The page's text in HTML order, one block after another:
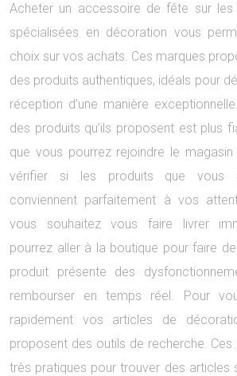
Acheter un accessoire de fête sur
spécialisées en décoration vous
choix sur vos achats. Ces marques
des produits authentiques, idéals pour
réception d’une manière
des produits qu’ils proposent est plus
que vous pourrez rejoindre le
vérifier si les produits que vous
conviennent parfaitement à vos
vous souhaitez vous faire livrer
pourrez aller à la boutique pour faire
produit présente des
rembourser en temps réel. Pour
rapidement vos articles de
proposent des outils de recherche. Ces
très pratiques pour trouver des articles